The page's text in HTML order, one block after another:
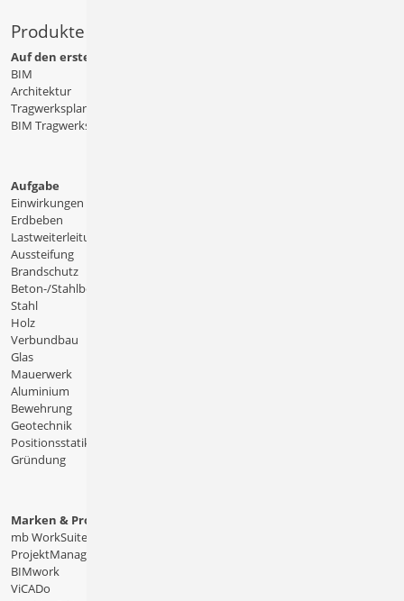
Produkte
Auf den ersten Blick
BIM
Architektur
Tragwerksplanung
BIM Tragwerksplanung
Aufgabe
Einwirkungen
Erdbeben
Lastweiterleitung
Aussteifung
Brandschutz
Beton-/Stahlbeton
Stahl
Holz
Verbundbau
Glas
Mauerwerk
Aluminium
Bewehrung
Geotechnik
Positionsstatik
Gründung
Marken & Produkte
mb WorkSuite
ProjektManager
BIMwork
ViCADo